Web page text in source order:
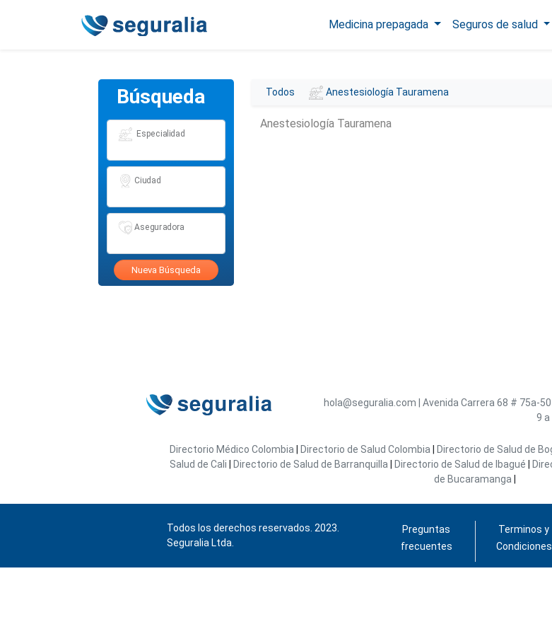
Medicina prepagada Seguros de salud
Búsqueda
Especialidad
Ciudad
Aseguradora
Nueva Búsqueda
Todos Anestesiología Tauramena
Anestesiología Tauramena
hola@seguralia.com Avenida Carrera 68 # 75a-50
9
Directorio Médico Colombia Directorio de Salud Colombia Directorio de Salud de
Salud de Cali
Directorio de Salud de Barranquilla Directorio de Salud de Ibagué
de Bucaramanga
Todos los derechos reservados. 2023.
Seguralia Ltda.
Preguntas
frecuentes
Terminos y
Condiciones